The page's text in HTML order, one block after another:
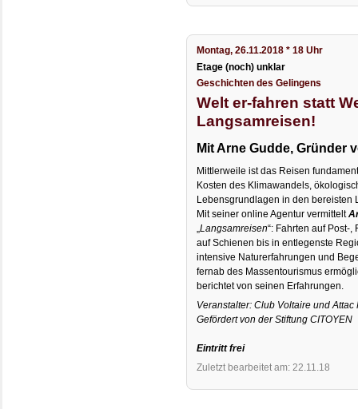
Montag, 26.11.2018 * 18 Uhr
Etage (noch) unklar
Geschichten des Gelingens
Welt er-fahren statt
Langsamreisen!
Mit Arne Gudde, Gründer
Mittlerweile ist das Reisen
Kosten des Klimawandels,
Lebensgrundlagen in den bereisten
Mit seiner online Agentur vermittelt
„Langsamreisen“: Fahrten auf Post-
auf Schienen bis in entlegenste
intensive Naturerfahrungen und
fernab des Massentourismus
berichtet von seinen Erfahrungen.
Veranstalter: Club Voltaire und Attac
Gefördert von der Stiftung CITOYEN
Eintritt frei
Zuletzt bearbeitet am: 22.11.18